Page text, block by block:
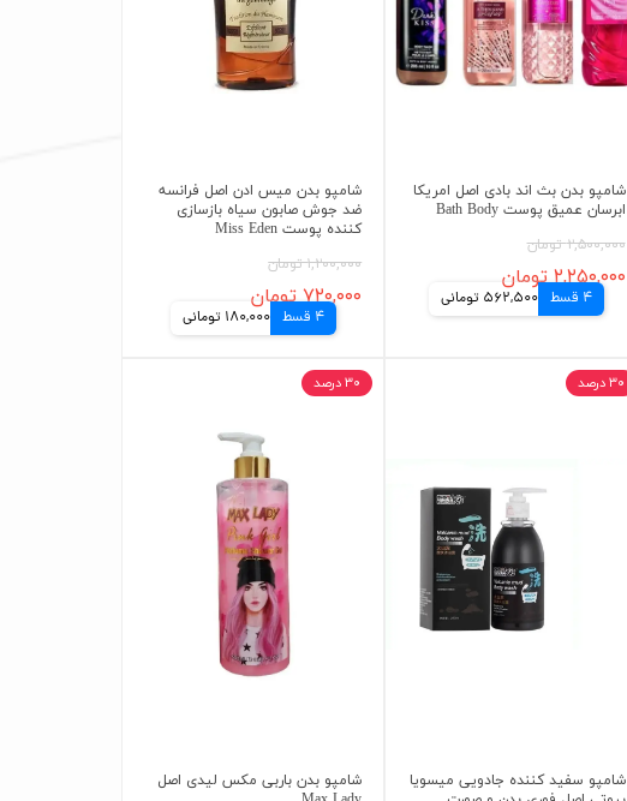
شامپو بدن بث اند بادی اصل امریکا
ابرسان عمیق پوست Bath Body
۲,۵۰۰,۰۰۰ تومان
۲,۲۵۰,۰۰۰ تومان
4 قسط 562,500 تومانی
شامپو بدن میس ادن اصل فرانسه
ضد جوش صابون سیاه بازسازی
کننده پوست Miss Eden
۱,۲۰۰,۰۰۰ تومان
۷۲۰,۰۰۰ تومان
4 قسط 180,000 تومانی
شامپو سفید کننده جادویی میسویا
۳۰ درصد
شامپو بدن باربی مکس لیدی اصل
۳۰ درصد